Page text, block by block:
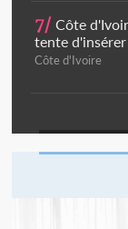
7/ Côte
tente
Côte d'Ivoire